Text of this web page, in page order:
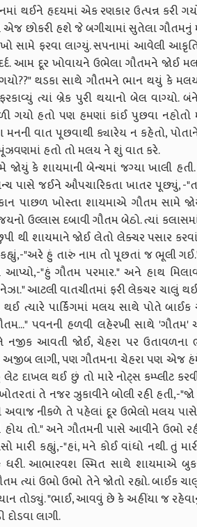
થઈને હૃદયમાં એક રણકાર ઉત્પન્ન કરી
હશે જે બગીચામાં સુતેલા ગૌતમનું
સામે ફરવા લાગ્યું. સપનામાં આવેલી
આમ દૂર ખોવાયને ઉભેલા ગૌતમને જોઈ
થડકા સાથે ગૌતમને ભાન થયું કે
ત્યાં બ્રેક પુરી થયાનો બેલ વાગ્યો.
ગયો હતો પણ હમણાં કાંઈ પુછવા
મનની વાત પૂછવાથી ક્યારેય ન કહેતો,
હતો તો મલય ને શું વાત કરે.
કે શાયમાની બેન્ચમાં જગ્યા ખાલી
પાસે જઈને ઔપચારિકતા ખાતર પૂછ્યું, -
પાછળ ખોસ્તા શાયમાએ ગૌતમ સામે
ઉલ્લાસ દબાવી ગૌતમ બેઠો. ત્યાં
થી શાયમાને જોઈ લેતો લેક્ચર પસાર
"અરે હું તારું નામ તો પૂછતાં જ ભૂલી
"હું ગૌતમ પરમાર." અને હાથ
આટલી વાતચીતમાં ફરી લેકચર ચાલું
થઈ ત્યારે પાર્કિંગમાં મલય સાથે પોતે
પવનની હળવી લહેરખી સાથે 'ગૌતમ'
નજીક આવતી જોઈ, ચેહરા પર
લાગી, પણ ગૌતમના ચેહરા પણ એજ
દાખલ થઈ છું તો મારે નોટ્સ કમ્પ્લીટ
તે નજર ઝુકાવીને બોલી રહી હતી,-"જો
અવાજ નીકળે તે પહેલાં દૂર ઉભેલો મલય
હોય તો." અને ગૌતમની પાસે આવીને ઉભો
મારી કહ્યું,-"હાં, મને કોઈ વાંધો નથી.
ધરી. આભારવશ સ્મિત સાથે શાયમાએ બુક
ત્યાં ઉભો ઉભો તેને જોતો રહ્યો. બાઈક
તોડ્યું. "ભાઈ, આવવું છે કે અહીંયા જ
લાગી.